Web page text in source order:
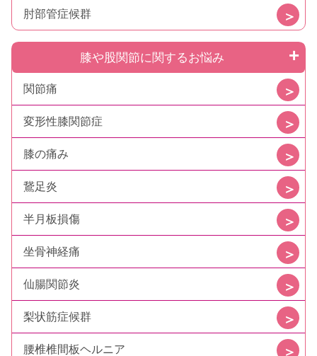
肘部管症候群
膝や股関節に関するお悩み
関節痛
変形性膝関節症
膝の痛み
鵞足炎
半月板損傷
坐骨神経痛
仙腸関節炎
梨状筋症候群
腰椎椎間板ヘルニア